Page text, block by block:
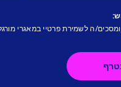
ומסכים/ה לשמירת פרטיי במאגרי